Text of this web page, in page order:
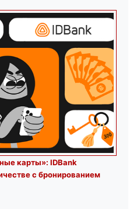
карты»: IDBank
с бронированием